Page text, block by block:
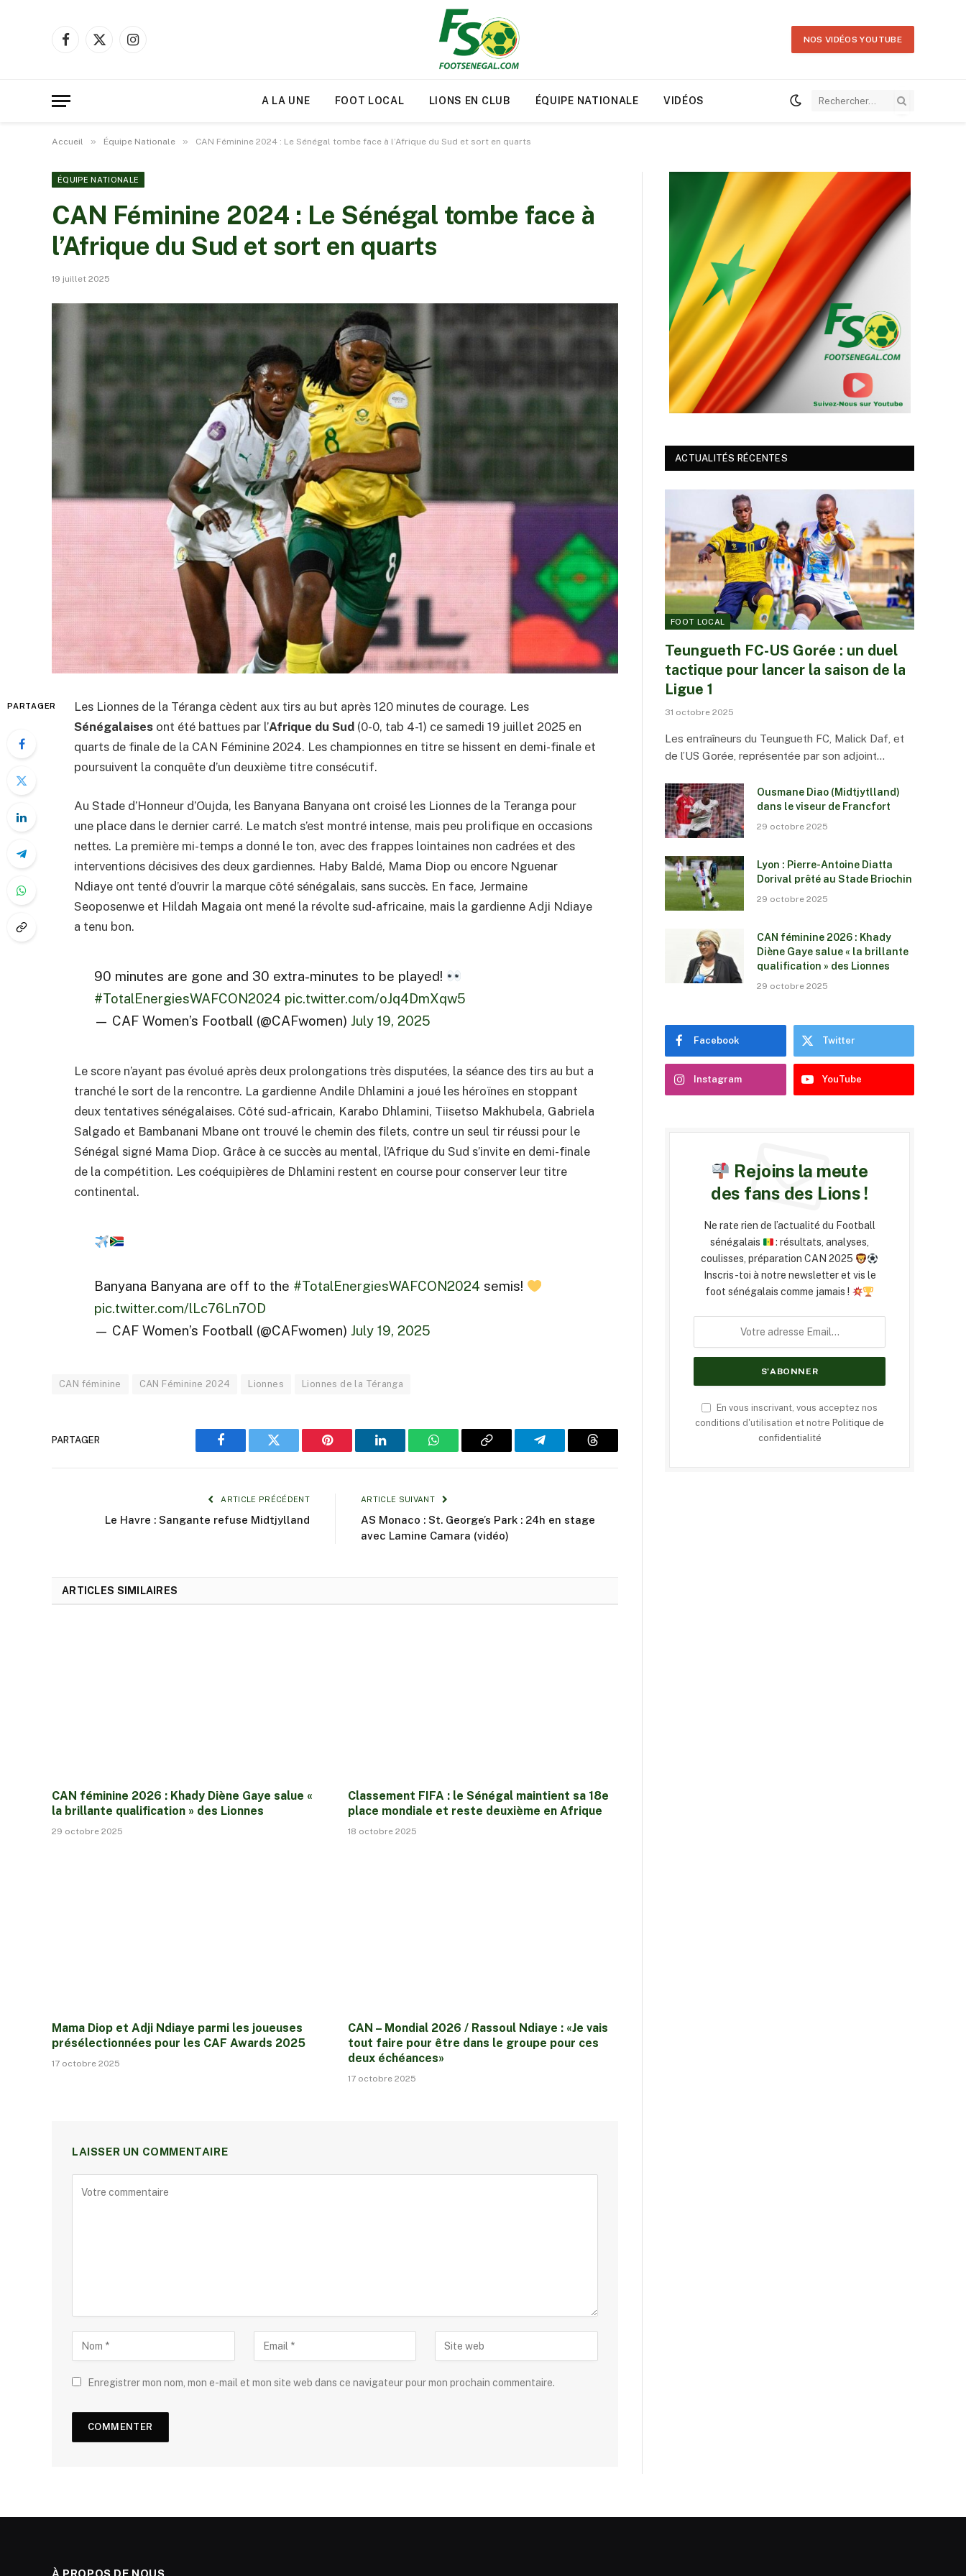
Facebook
X
Instagram
NOS VIDÉOS YOUTUBE
A LA UNE FOOT LOCAL LIONS EN CLUB ÉQUIPE NATIONALE VIDÉOS
Accueil » Équipe Nationale » CAN Féminine 2024 : Le Sénégal tombe face à l’Afrique du Sud et sort en quarts
ÉQUIPE NATIONALE
CAN Féminine 2024 : Le Sénégal tombe face à
l’Afrique du Sud et sort en quarts
19 juillet 2025
PARTAGER
Les Lionnes de la Téranga cèdent aux tirs au but après 120 minutes de courage. Les
Sénégalaises ont été battues par l’Afrique du Sud (0-0, tab 4-1) ce samedi 19 juillet 2025 en
quarts de finale de la CAN Féminine 2024. Les championnes en titre se hissent en demi-finale et
poursuivent la conquête d’un deuxième titre consécutif.
Au Stade d’Honneur d’Oujda, les Banyana Banyana ont croisé les Lionnes de la Teranga pour
une place dans le dernier carré. Le match s’est montré intense, mais peu prolifique en occasions
nettes. La première mi-temps a donné le ton, avec des frappes lointaines non cadrées et des
interventions décisives des deux gardiennes. Haby Baldé, Mama Diop ou encore Nguenar
Ndiaye ont tenté d’ouvrir la marque côté sénégalais, sans succès. En face, Jermaine
Seoposenwe et Hildah Magaia ont mené la révolte sud-africaine, mais la gardienne Adji Ndiaye
a tenu bon.
90 minutes are gone and 30 extra-minutes to be played!
#TotalEnergiesWAFCON2024 pic.twitter.com/oJq4DmXqw5
— CAF Women’s Football (@CAFwomen) July 19, 2025
Le score n’ayant pas évolué après deux prolongations très disputées, la séance des tirs au but a
tranché le sort de la rencontre. La gardienne Andile Dhlamini a joué les héroïnes en stoppant
deux tentatives sénégalaises. Côté sud-africain, Karabo Dhlamini, Tiisetso Makhubela, Gabriela
Salgado et Bambanani Mbane ont trouvé le chemin des filets, contre un seul tir réussi pour le
Sénégal signé Mama Diop. Grâce à ce succès au mental, l’Afrique du Sud s’invite en demi-finale
de la compétition. Les coéquipières de Dhlamini restent en course pour conserver leur titre
continental.
Banyana Banyana are off to the #TotalEnergiesWAFCON2024 semis!
pic.twitter.com/lLc76Ln7OD
— CAF Women’s Football (@CAFwomen) July 19, 2025
CAN féminine CAN Féminine 2024 Lionnes Lionnes de la Téranga
PARTAGER
Facebook Twitter Pinterest LinkedIn WhatsAppCopy
Telegram Threads
ARTICLE PRÉCÉDENT
Le Havre : Sangante refuse Midtjylland
ARTICLE SUIVANT
AS Monaco : St. George’s Park : 24h en stage
avec Lamine Camara (vidéo)
ARTICLES SIMILAIRES
CAN féminine 2026 : Khady Diène Gaye salue «
la brillante qualification » des Lionnes
29 octobre 2025
Classement FIFA : le Sénégal maintient sa 18e
place mondiale et reste deuxième en Afrique
18 octobre 2025
Mama Diop et Adji Ndiaye parmi les joueuses
présélectionnées pour les CAF Awards 2025
17 octobre 2025
CAN – Mondial 2026 / Rassoul Ndiaye : «Je vais
tout faire pour être dans le groupe pour ces
deux échéances»
17 octobre 2025
LAISSER UN COMMENTAIRE
Enregistrer mon nom, mon e-mail et mon site web dans ce navigateur pour mon prochain commentaire.
ACTUALITÉS RÉCENTES
FOOT LOCAL
Teungueth FC-US Gorée : un duel
tactique pour lancer la saison de la
Ligue 1
31 octobre 2025
Les entraîneurs du Teungueth FC, Malick Daf, et
de l’US Gorée, représentée par son adjoint…
Ousmane Diao (Midtjytlland)
dans le viseur de Francfort
29 octobre 2025
Lyon : Pierre-Antoine Diatta
Dorival prêté au Stade Briochin
29 octobre 2025
CAN féminine 2026 : Khady
Diène Gaye salue « la brillante
qualification » des Lionnes
29 octobre 2025
Facebook Twitter
Instagram YouTube
Rejoins la meute
des fans des Lions !
Ne rate rien de l’actualité du Football
sénégalais
: résultats, analyses,
coulisses, préparation CAN 2025
Inscris-toi à notre newsletter et vis le
foot sénégalais comme jamais !
En vous inscrivant, vous acceptez nos
conditions d'utilisation et notre Politique de
confidentialité
À PROPOS DE NOUS